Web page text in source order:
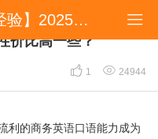

【真心分享过来人经验】2025最新商务英语口语网课哪里有好的？哪家性价比高一些？
最新商务英语口语网
价比高一些？
 1  24944
利的商务英语口语能力成为